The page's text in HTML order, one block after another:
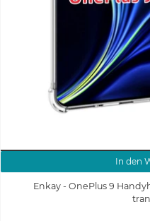
In den
Enkay - OnePlus 9